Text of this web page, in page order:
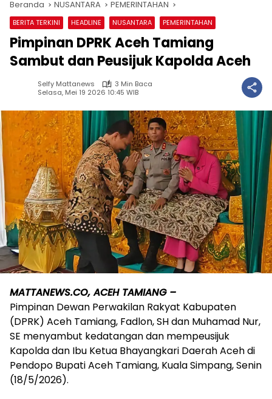
Beranda NUSANTARA PEMERINTAHAN
BERITA TERKINI HEADLINE NUSANTARA PEMERINTAHAN
Pimpinan DPRK Aceh Tamiang
Sambut dan Peusijuk Kapolda Aceh
Selfy Mattanews
3 Min Baca
Selasa, Mei 19 2026 10:45 WIB
MATTANEWS.CO, ACEH TAMIANG –
Pimpinan Dewan Perwakilan Rakyat Kabupaten
(DPRK) Aceh Tamiang, Fadlon, SH dan Muhamad Nur,
SE menyambut kedatangan dan mempeusijuk
Kapolda dan Ibu Ketua Bhayangkari Daerah Aceh di
Pendopo Bupati Aceh Tamiang, Kuala Simpang, Senin
(18/5/2026).